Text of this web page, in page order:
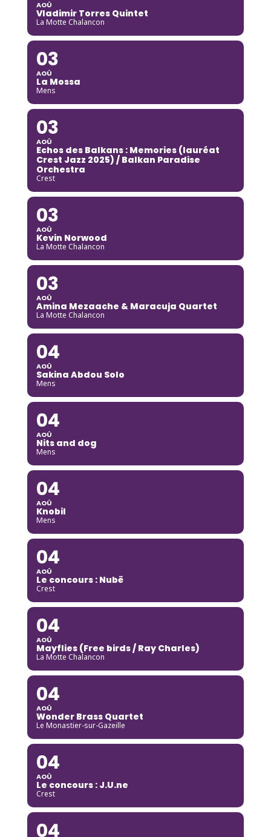
AOÛ
Vladimir Torres Quintet
La Motte Chalancon
03
AOÛ
La Mossa
Mens
03
AOÛ
Echos des Balkans : Memories (lauréat
Crest Jazz 2025) / Balkan Paradise
Orchestra
Crest
03
AOÛ
Kevin Norwood
La Motte Chalancon
03
AOÛ
Amina Mezaache & Maracuja Quartet
La Motte Chalancon
04
AOÛ
Sakina Abdou Solo
Mens
04
AOÛ
Nits and dog
Mens
04
AOÛ
Knobil
Mens
04
AOÛ
Le concours : Nubë
Crest
04
AOÛ
Mayflies (Free birds / Ray Charles)
La Motte Chalancon
04
AOÛ
Wonder Brass Quartet
Le Monastier-sur-Gazeille
04
AOÛ
Le concours : J.U.ne
Crest
04